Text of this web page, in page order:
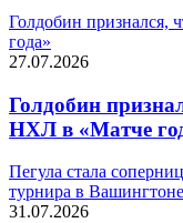
Голдобин признался,
года»
27.07.2026
Голдобин
НХЛ в «Матче
Пегула стала
турнира в Вашингтоне
31.07.2026